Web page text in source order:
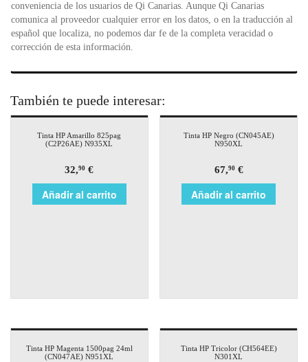
conveniencia de los usuarios de Qi Canarias. Aunque Qi Canarias
comunica al proveedor cualquier error en los datos, o en la traducción al
español que localiza, no podemos dar fe de la completa veracidad o
corrección de esta información.
También te puede interesar:
Tinta HP Amarillo 825pag
(C2P26AE) N935XL
32,90 €
Añadir al carrito
Tinta HP Negro (CN045AE)
N950XL
67,90€
Añadir al carrito
Tinta HP Magenta 1500pag 24ml
(CN047AE) N951XL
Tinta HP Tricolor (CH564EE)
N301XL